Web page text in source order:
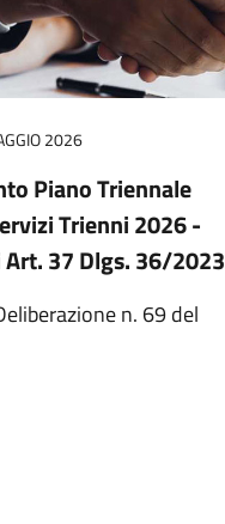
2026
Piano Triennale
Trienni 2026 -
Art. 37 Dlgs. 36/2023
n. 69 del